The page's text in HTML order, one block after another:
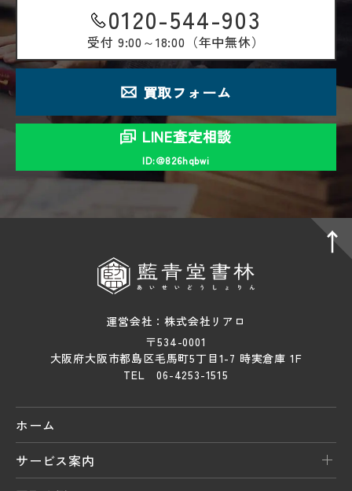
0120-544-903
受付 9:00～18:00（年中無休）
買取フォーム
LINE査定相談
ID:＠826hqbwi
運営会社：株式会社リアロ
〒534-0001
大阪府大阪市都島区毛馬町5丁目1-7 時実倉庫 1F
TEL 06-4253-1515
ホーム
サービス案内